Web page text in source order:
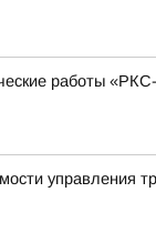
работы
управления